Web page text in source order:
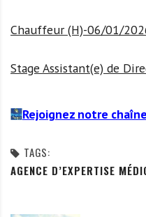
Chauffeur (H)-06/01/
Stage Assistant(e) de
Rejoignez notre
TAGS:
AGENCE D’EXPERTISE